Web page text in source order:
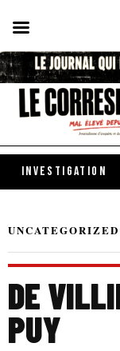
INVESTIGATION
UNCATEGORIZED
DE
PUY